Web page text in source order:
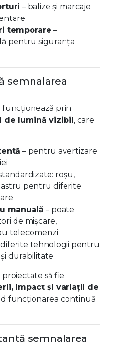
– balize și marcaje
temporare –
pentru siguranța
semnalarea
funcționează prin
de lumină vizibil, care
– pentru avertizare
roșu,
pentru diferite
manuală – poate
de mișcare,
telecomenzi
diferite tehnologii pentru
durabilitate
să fie
impact și variații de
funcționarea continuă
semnalarea